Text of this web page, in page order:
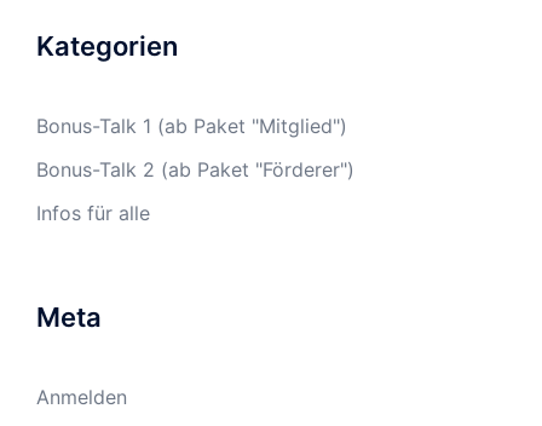
Kategorien
Bonus-Talk 1 (ab Paket "Mitglied")
Bonus-Talk 2 (ab Paket "Förderer")
Infos für alle
Meta
Anmelden